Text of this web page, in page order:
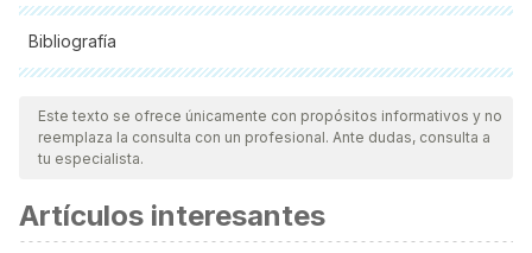
Bibliografía
Todas las fuentes citadas fueron revisadas a profundidad por
nuestro equipo, para asegurar su calidad, confiabilidad,
vigencia y validez.La bibliografía de este artículo fue
científica.
Song, Hongwen et al. “Love-related changes in the brain: a
Este texto se ofrece únicamente con propósitos informativos y no
reemplaza la consulta con un profesional. Ante dudas, consulta a
tu especialista.
Artículos interesantes